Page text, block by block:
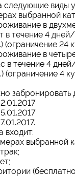
следующие виды
выбранной
в
в течение 4
(ограничение 24
в
в течение 4
(ограничение 4
забронировать
входит:
выбранной